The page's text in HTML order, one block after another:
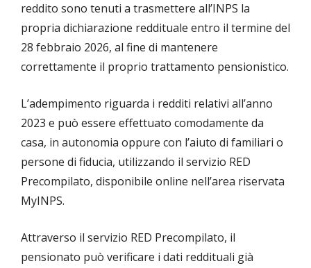
reddito sono tenuti a trasmettere all’INPS la
propria dichiarazione reddituale entro il termine del
28 febbraio 2026, al fine di mantenere
correttamente il proprio trattamento pensionistico.
L’adempimento riguarda i redditi relativi all’anno
2023 e può essere effettuato comodamente da
casa, in autonomia oppure con l’aiuto di familiari o
persone di fiducia, utilizzando il servizio RED
Precompilato, disponibile online nell’area riservata
MyINPS.
Attraverso il servizio RED Precompilato, il
pensionato può verificare i dati reddituali già